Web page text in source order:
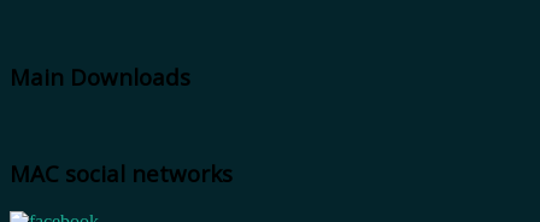
Main Downloads
MAC social networks